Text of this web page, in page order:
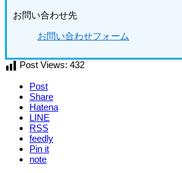
お問い合わせ先
お問い合わせフォーム
Post Views: 432
Post
Share
Hatena
LINE
RSS
feedly
Pin it
note